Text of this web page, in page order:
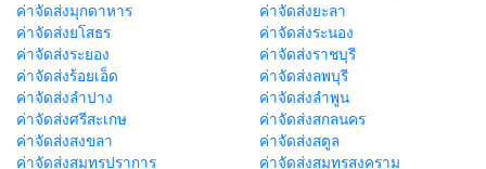
ค่าจัดส่งมุกดาหาร
ค่าจัดส่งยะลา
ค่าจัดส่งยโสธร
ค่าจัดส่งระนอง
ค่าจัดส่งระยอง
ค่าจัดส่งราชบุรี
ค่าจัดส่งร้อยเอ็ด
ค่าจัดส่งลพบุรี
ค่าจัดส่งลำปาง
ค่าจัดส่งลำพูน
ค่าจัดส่งศรีสะเกษ
ค่าจัดส่งสกลนคร
ค่าจัดส่งสงขลา
ค่าจัดส่งสตูล
ค่าจัดส่งสมุทรปราการ
ค่าจัดส่งสมุทรสงคราม